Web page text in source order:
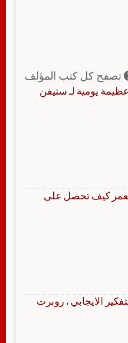
تصفح كل كتب المؤلف
يومية لـ ستيفن
كيف تحصل على
الايجابي ، روبرت